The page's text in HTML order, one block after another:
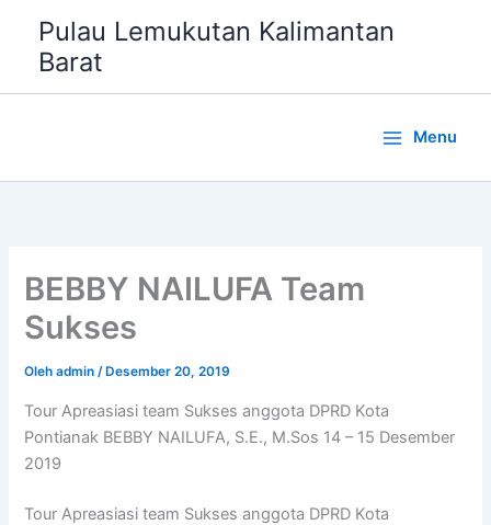
konten
Pulau Lemukutan Kalimantan
Barat
Menu
BEBBY NAILUFA Team
Sukses
Olehadmin/ Desember 20, 2019
Tour Apreasiasi team Sukses anggota DPRD Kota
Pontianak BEBBY NAILUFA, S.E., M.Sos 14 – 15 Desember
2019
Tour Apreasiasi team Sukses anggota DPRD Kota